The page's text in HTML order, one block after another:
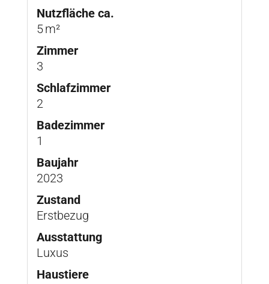
Nutzfläche ca.
5 m²
Zimmer
3
Schlafzimmer
2
Badezimmer
1
Baujahr
2023
Zustand
Erstbezug
Ausstattung
Luxus
Haustiere